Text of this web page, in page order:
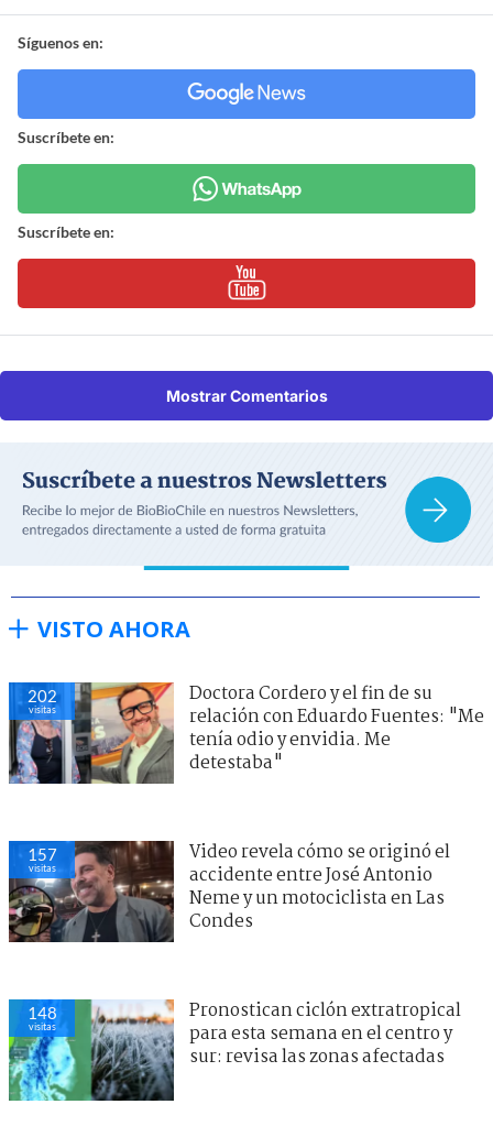
Síguenos en:
Suscríbete en:
Suscríbete en:
Mostrar Comentarios
VISTO AHORA
202
visitas
Doctora Cordero y el fin de su
relación con Eduardo Fuentes: "Me
tenía odio y envidia. Me
detestaba"
157
visitas
Video revela cómo se originó el
accidente entre José Antonio
Neme y un motociclista en Las
Condes
148
visitas
Pronostican ciclón extratropical
para esta semana en el centro y
sur: revisa las zonas afectadas